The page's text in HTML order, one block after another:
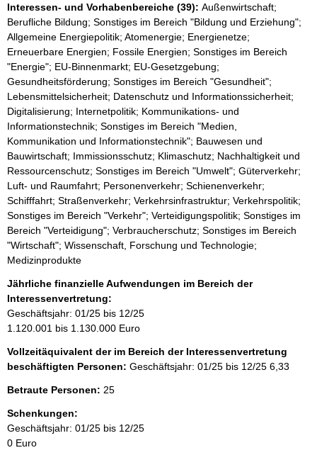
Interessen- und Vorhabenbereiche (39): Außenwirtschaft;
Berufliche Bildung; Sonstiges im Bereich "Bildung und Erziehung";
Allgemeine Energiepolitik; Atomenergie; Energienetze;
Erneuerbare Energien; Fossile Energien; Sonstiges im Bereich
"Energie"; EU-Binnenmarkt; EU-Gesetzgebung;
Gesundheitsförderung; Sonstiges im Bereich "Gesundheit";
Lebensmittelsicherheit; Datenschutz und Informationssicherheit;
Digitalisierung; Internetpolitik; Kommunikations- und
Informationstechnik; Sonstiges im Bereich "Medien,
Kommunikation und Informationstechnik"; Bauwesen und
Bauwirtschaft; Immissionsschutz; Klimaschutz; Nachhaltigkeit und
Ressourcenschutz; Sonstiges im Bereich "Umwelt"; Güterverkehr;
Luft- und Raumfahrt; Personenverkehr; Schienenverkehr;
Schifffahrt; Straßenverkehr; Verkehrsinfrastruktur; Verkehrspolitik;
Sonstiges im Bereich "Verkehr"; Verteidigungspolitik; Sonstiges im
Bereich "Verteidigung"; Verbraucherschutz; Sonstiges im Bereich
"Wirtschaft"; Wissenschaft, Forschung und Technologie;
Medizinprodukte
Jährliche finanzielle Aufwendungen im Bereich der
Interessenvertretung:
Geschäftsjahr: 01/25 bis 12/25
1.120.001 bis 1.130.000 Euro
Vollzeitäquivalent der im Bereich der Interessenvertretung
beschäftigten Personen: Geschäftsjahr: 01/25 bis 12/25 6,33
Betraute Personen: 25
Schenkungen:
Geschäftsjahr: 01/25 bis 12/25
0 Euro